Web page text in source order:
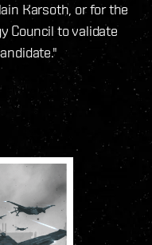
Karsoth, or for the
Council to validate